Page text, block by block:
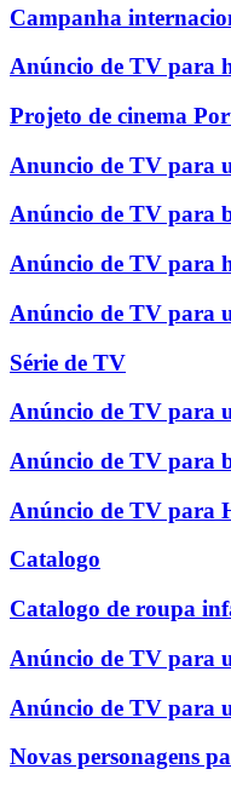
Campanha
Anúncio de TV para
Projeto de cinema
Anuncio de TV para
Anúncio de TV para
Anúncio de TV para
Anúncio de TV para
Série de TV
Anúncio de TV para
Anúncio de TV para
Anúncio de TV para
Catalogo
Catalogo de roupa
Anúncio de TV para
Anúncio de TV para
Novas personagens